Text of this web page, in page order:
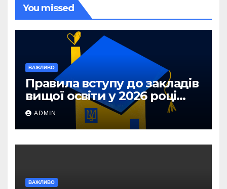
You missed
ВАЖЛИВО
Правила вступу до закладів
вищої освіти у 2026 році
для абітурієнтів з ТОТ та
прифронтових територій
ADMIN
ВАЖЛИВО